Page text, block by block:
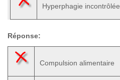
Hyperphagie incontrôlée
Réponse:
Compulsion alimentaire